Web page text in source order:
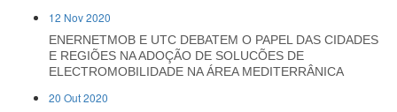
12 Nov 2020
ENERNETMOB E UTC DEBATEM O PAPEL DAS CIDADES
E REGIÕES NA ADOÇÃO DE SOLUCÕES DE
ELECTROMOBILIDADE NA ÁREA MEDITERRÂNICA
20 Out 2020